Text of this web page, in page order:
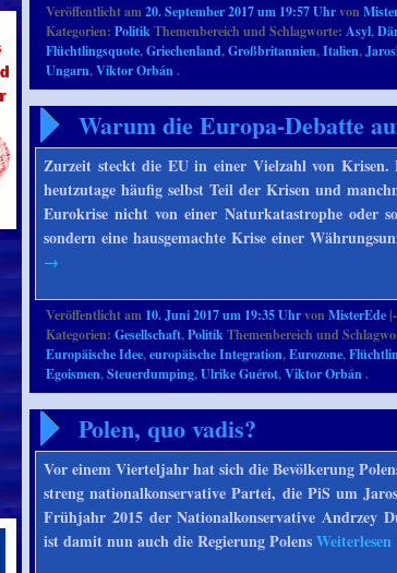
Veröffentlicht am20. September 2017 um 19:57 Uhrvon
Kategorien:PolitikThemenbereich und Schlagworte:Asyl,
Flüchtlingsquote,Griechenland,Großbritannien,Italien,
Ungarn,Viktor Orbán.
Warum die Europa-Debatte
Zurzeit steckt die EU in einer Vielzahl von
heutzutage häufig selbst Teil der Krisen und
Eurokrise nicht von einer Naturkatastrophe oder
sondern eine hausgemachte Krise einer
→
Veröffentlicht am 10. Juni 2017 um 19:35 UhrvonMisterEde
Kategorien:Gesellschaft,PolitikThemenbereich und
Europäische Idee,europäische Integration,Eurozone,
Egoismen,Steuerdumping,Ulrike Guérot,Viktor Orbán.
Polen, quo vadis?
Vor einem Vierteljahr hat sich die Bevölkerung
streng nationalkonservative Partei, die PiS um
Frühjahr 2015 der Nationalkonservative Andrzey
ist damit nun auch die Regierung PolensWeiterlesen